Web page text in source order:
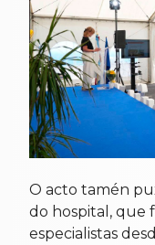
O acto tamén
do hospital, que
especialistas